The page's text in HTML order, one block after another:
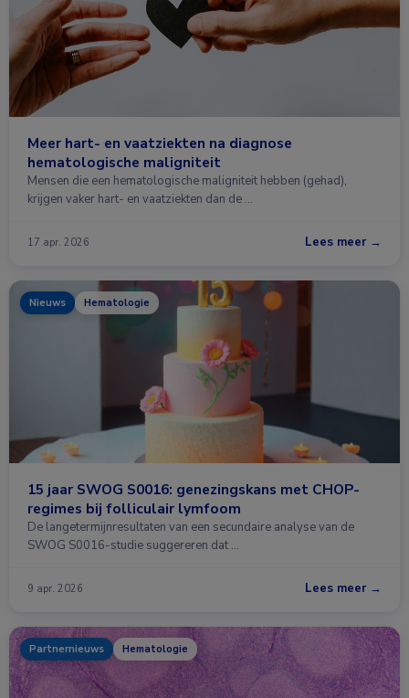
Meer hart- en vaatziekten na diagnose
hematologische maligniteit
Mensen die een hematologische maligniteit hebben (gehad),
krijgen vaker hart- en vaatziekten dan de …
17 apr. 2026 Lees meer →
Nieuws Hematologie
15 jaar SWOG S0016: genezingskans met CHOP-
regimes bij folliculair lymfoom
De langetermijnresultaten van een secundaire analyse van de
SWOG S0016-studie suggereren dat …
9 apr. 2026 Lees meer →
Partnernieuws Hematologie